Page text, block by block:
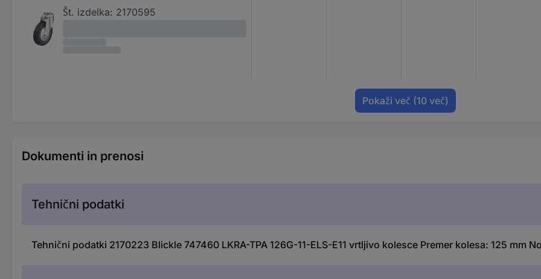
Št. izdelka: 2170595
Pokaži več (10 več)
Dokumenti in prenosi
Tehnični podatki
Tehnični podatki 2170223 Blickle 747460 LKRA-TPA 126G-11-ELS-E11 vrtljivo kolesce Premer kolesa: 125 mm